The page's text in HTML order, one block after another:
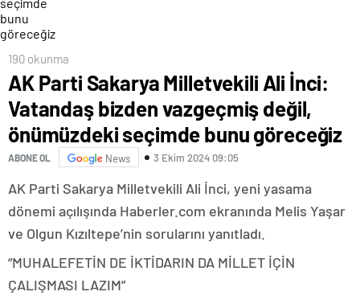
190 okunma
AK Parti Sakarya Milletvekili Ali İnci:
Vatandaş bizden vazgeçmiş değil,
önümüzdeki seçimde bunu göreceğiz
ABONE OL News 3 Ekim 2024 09:05
AK Parti Sakarya Milletvekili Ali İnci, yeni yasama
dönemi açılışında Haberler.com ekranında Melis Yaşar
ve Olgun Kızıltepe’nin sorularını yanıtladı.
“MUHALEFETİN DE İKTİDARIN DA MİLLET İÇİN
ÇALIŞMASI LAZIM”